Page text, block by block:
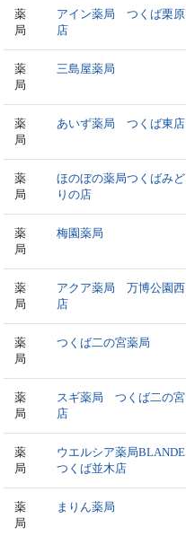
薬
局
アイン薬局 つくば栗原
店
薬
局
三島屋薬局
薬
局
あいず薬局 つくば東店
薬
局
ほのぼの薬局つくばみど
りの店
薬
局
梅園薬局
薬
局
アクア薬局 万博公園西
店
薬
局
つくば二の宮薬局
薬
局
スギ薬局 つくば二の宮
店
薬
局
ウエルシア薬局BLANDE
つくば並木店
薬
局
まりん薬局